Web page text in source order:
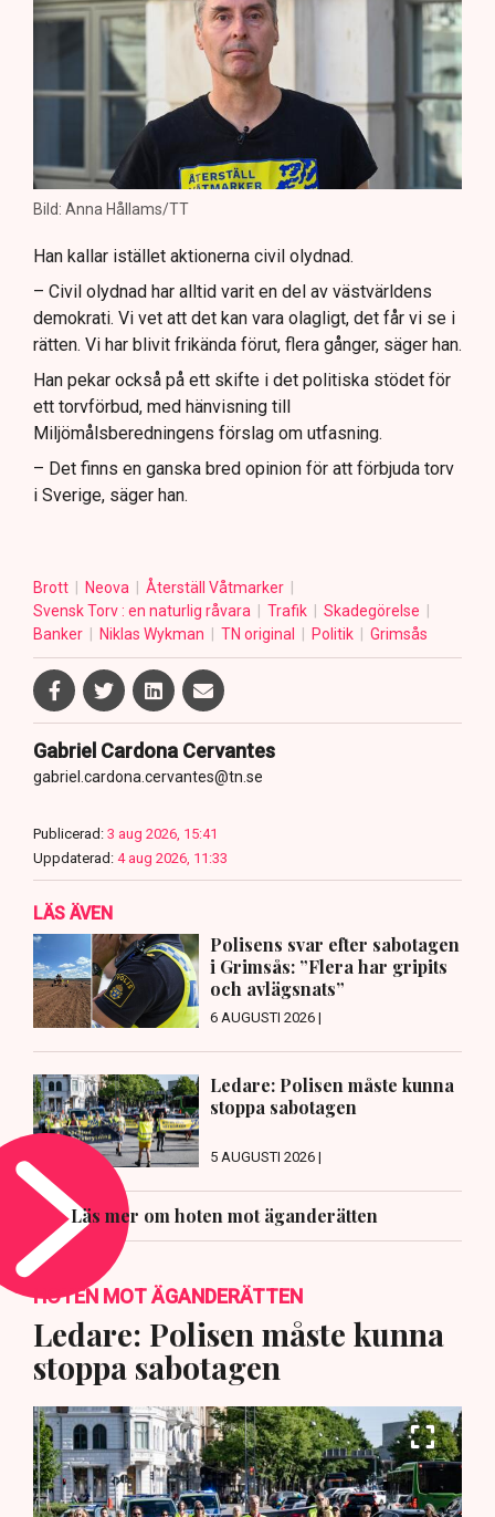
Bild: Anna Hållams/TT
Han kallar istället aktionerna civil olydnad.
– Civil olydnad har alltid varit en del av västvärldens
demokrati. Vi vet att det kan vara olagligt, det får vi se i
rätten. Vi har blivit frikända förut, flera gånger, säger han.
Han pekar också på ett skifte i det politiska stödet för
ett torvförbud, med hänvisning till
Miljömålsberedningens förslag om utfasning.
– Det finns en ganska bred opinion för att förbjuda torv
i Sverige, säger han.
Brott Neova
Återställ Våtmarker
Svensk Torv : en naturlig råvara
Trafik
Skadegörelse
Banker
Niklas Wykman TN original Politik Grimsås
Gabriel Cardona Cervantes
gabriel.cardona.cervantes@tn.se
Publicerad: 3 aug 2026, 15:41
Uppdaterad: 4 aug 2026, 11:33
LÄS ÄVEN
Polisens svar efter sabotagen
i Grimsås: ”Flera har gripits
och avlägsnats”
6 AUGUSTI 2026 |
Ledare: Polisen måste kunna
stoppa sabotagen
5 AUGUSTI 2026 |
Läs mer om hoten mot äganderätten
HOTEN MOT ÄGANDERÄTTEN
Ledare: Polisen måste kunna
stoppa sabotagen